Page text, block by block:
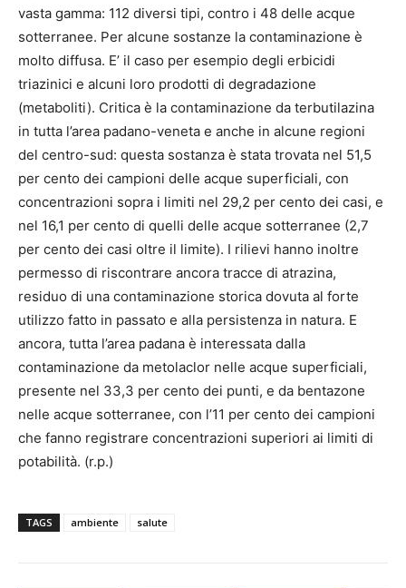
vasta gamma: 112 diversi tipi, contro i 48 delle acque
sotterranee. Per alcune sostanze la contaminazione è
molto diffusa. E’ il caso per esempio degli erbicidi
triazinici e alcuni loro prodotti di degradazione
(metaboliti). Critica è la contaminazione da terbutilazina
in tutta l’area padano-veneta e anche in alcune regioni
del centro-sud: questa sostanza è stata trovata nel 51,5
per cento dei campioni delle acque superficiali, con
concentrazioni sopra i limiti nel 29,2 per cento dei casi, e
nel 16,1 per cento di quelli delle acque sotterranee (2,7
per cento dei casi oltre il limite). I rilievi hanno inoltre
permesso di riscontrare ancora tracce di atrazina,
residuo di una contaminazione storica dovuta al forte
utilizzo fatto in passato e alla persistenza in natura. E
ancora, tutta l’area padana è interessata dalla
contaminazione da metolaclor nelle acque superficiali,
presente nel 33,3 per cento dei punti, e da bentazone
nelle acque sotterranee, con l’11 per cento dei campioni
che fanno registrare concentrazioni superiori ai limiti di
potabilità. (r.p.)
TAGS ambiente salute